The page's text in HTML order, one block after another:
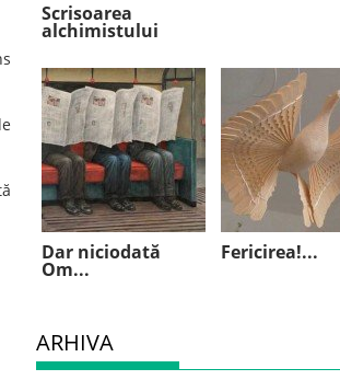
Scrisoarea
alchimistului
Dar niciodată
Om...
Fericirea!...
ARHIVA